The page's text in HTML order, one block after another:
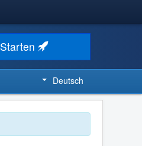
Starten
Deutsch